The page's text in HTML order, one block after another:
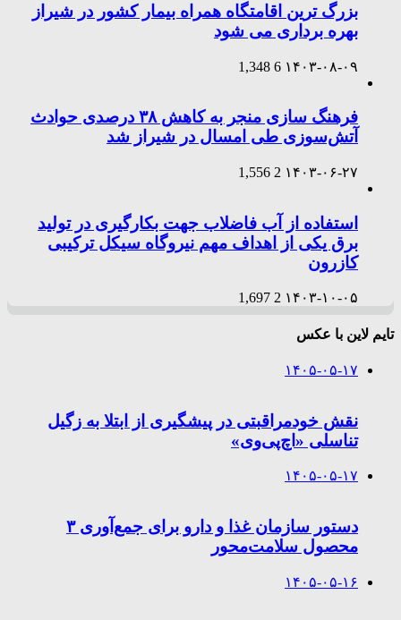
بزرگ ترین اقامتگاه همراه بیمار کشور در شیراز
بهره برداری می شود
۱۴۰۳-۰۸-۰۹ 6
1,348
فرهنگ سازی منجر به کاهش ۳۸ درصدی حوادث
آتش‌سوزی طی امسال در شیراز شد
۱۴۰۳-۰۶-۲۷ 2
1,556
استفاده از آب فاضلاب جهت بکارگیری در تولید
برق یکی از اهداف مهم نیروگاه سیکل ترکیبی
کازرون
۱۴۰۳-۱۰-۰۵ 2
1,697
تایم لاین با عکس
۱۴۰۵-۰۵-۱۷
نقش خودمراقبتی در پیشگیری از ابتلا به زگیل
تناسلی «اچ‌پی‌وی»
۱۴۰۵-۰۵-۱۷
دستور سازمان غذا و دارو برای جمع‌آوری ۳
محصول سلامت‌محور
۱۴۰۵-۰۵-۱۶